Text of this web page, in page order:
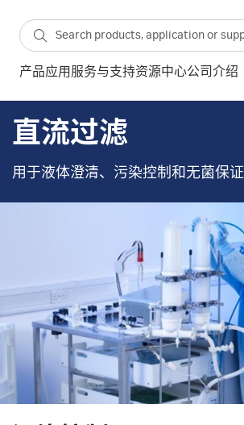
产品应用 服务与支持资源中心公司介绍
直流过滤
用于液体澄清、污染控制和无菌保证